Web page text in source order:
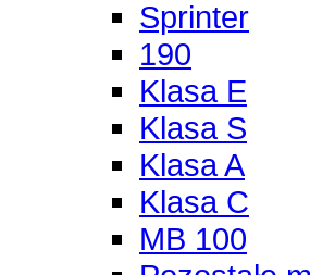
Sprinter
190
Klasa E
Klasa S
Klasa A
Klasa C
MB 100